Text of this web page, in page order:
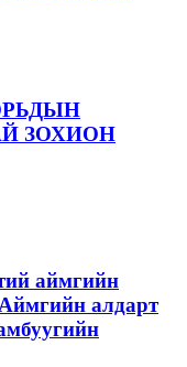
ЗОХИОН
аймгийн
алдарт